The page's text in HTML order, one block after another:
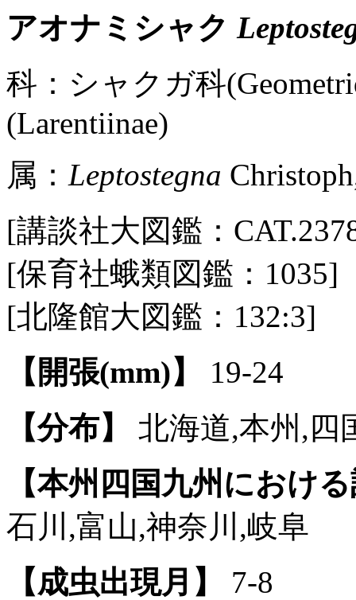
アオナミシャク
科：シャクガ科
(Larentiinae)
属： Leptostegna
[講談社大図鑑：
[保育社蛾類図鑑：1035]
[北隆館大図鑑：132:3]
【開張(mm)】
19-24
【分布】
北海道,本州,四
【本州四国九州におけ
石川,富山,神奈川,岐阜
【成虫出現月】
7-8